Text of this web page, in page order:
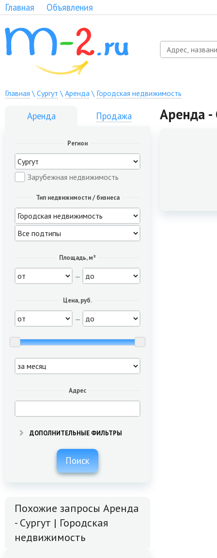
Главная Объявления
Главная \ Сургут \ Аренда\ Городская недвижимость
Аренда Продажа
Регион
Зарубежная недвижимость
Тип недвижимости / бизнеса
Площадь, м²
—
Цена, руб.
—
Адрес
ДОПОЛНИТЕЛЬНЫЕ ФИЛЬТРЫ
Поиск
Похожие запросы Аренда
- Сургут | Городская
недвижимость
Аренда -